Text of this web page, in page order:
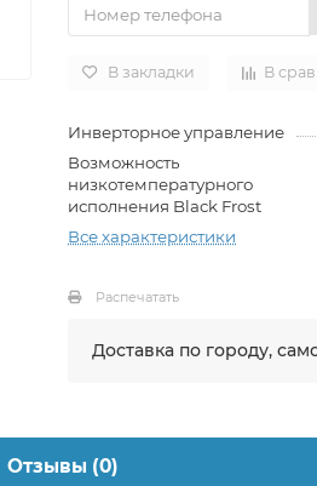
В закладки В
Инверторное управление
Возможность
низкотемпературного
исполнения Black Frost
Все характеристики
Распечатать
Доставка по городу,
Отзывы (0)